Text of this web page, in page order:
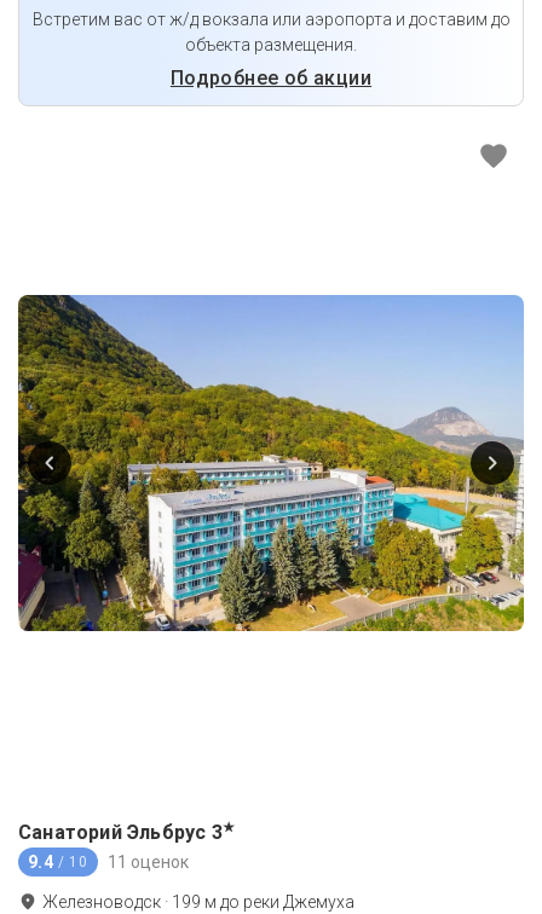
Встретим вас от ж/д вокзала или аэропорта и доставим до
объекта размещения.
Подробнее об акции
Санаторий Эльбрус 3★
9.4 / 10 11 оценок
Железноводск · 199 м до реки Джемуха